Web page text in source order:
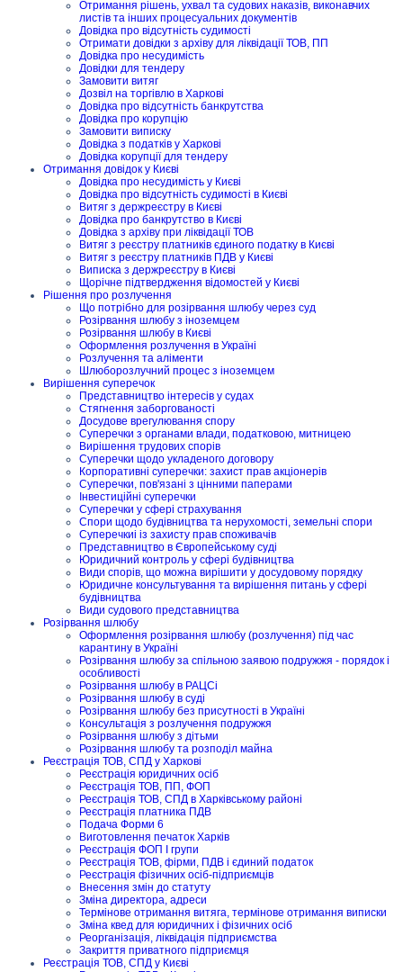
Отримання рішень, ухвал та судових наказів, виконавчих
листів та інших процесуальних документів
Довідка про відсутність судимості
Отримати довідки з архіву для ліквідації ТОВ, ПП
Довідка про несудимість
Довідки для тендеру
Замовити витяг
Дозвіл на торгівлю в Харкові
Довідка про відсутність банкрутства
Довідка про корупцію
Замовити виписку
Довідка з податків у Харкові
Довідка корупції для тендеру
Отримання довідок у Києві
Довідка про несудимість у Києві
Довідка про відсутність судимості в Києві
Витяг з держреєстру в Києві
Довідка про банкрутство в Києві
Довідка з архіву при ліквідації ТОВ
Витяг з реєстру платників єдиного податку в Києві
Витяг з реєстру платників ПДВ у Києві
Виписка з держреєстру в Києві
Щорічне підтвердження відомостей у Києві
Рішення про розлучення
Що потрібно для розірвання шлюбу через суд
Розірвання шлюбу з іноземцем
Розірвання шлюбу в Києві
Оформлення розлучення в Україні
Розлучення та аліменти
Шлюборозлучний процес з іноземцем
Вирішення суперечок
Представництво інтересів у судах
Стягнення заборгованості
Досудове врегулювання спору
Суперечки з органами влади, податковою, митницею
Вирішення трудових спорів
Суперечки щодо укладеного договору
Корпоративні суперечки: захист прав акціонерів
Суперечки, пов'язані з цінними паперами
Інвестиційні суперечки
Суперечки у сфері страхування
Спори щодо будівництва та нерухомості, земельні спори
Суперечкиі із захисту прав споживачів
Представництво в Європейському суді
Юридичний контроль у сфері будівництва
Види спорів, що можна вирішити у досудовому порядку
Юридичне консультування та вирішення питань у сфері
будівництва
Види судового представництва
Розірвання шлюбу
Оформлення розірвання шлюбу (розлучення) під час
карантину в Україні
Розірвання шлюбу за спільною заявою подружжя - порядок і
особливості
Розірвання шлюбу в РАЦСі
Розірвання шлюбу в суді
Розірвання шлюбу без присутності в Україні
Консультація з розлучення подружжя
Розірвання шлюбу з дітьми
Розірвання шлюбу та розподіл майна
Реєстрація ТОВ, СПД у Харкові
Реєстрація юридичних осіб
Реєстрація ТОВ, ПП, ФОП
Реєстрація ТОВ, СПД в Харківському районі
Реєстрація платника ПДВ
Подача Форми 6
Виготовлення печаток Харків
Реєстрація ФОП I групи
Реєстрація ТОВ, фірми, ПДВ і єдиний податок
Реєстрація фізичних осіб-підприємців
Внесення змін до статуту
Зміна директора, адреси
Термінове отримання витяга, термінове отримання виписки
Зміна квед для юридичних і фізичних осіб
Реорганізація, ліквідація підприємства
Закриття приватного підприємця
Реєстрація ТОВ, СПД у Києві